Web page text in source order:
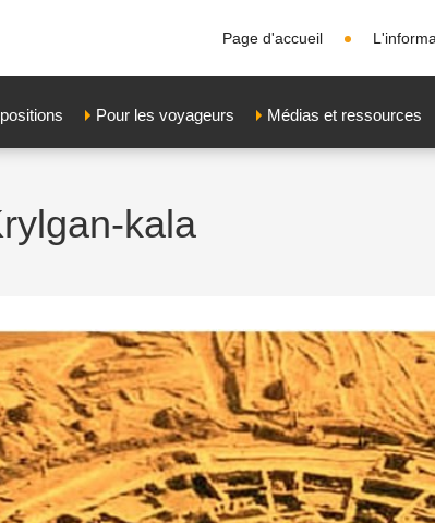
Page d'accueil
Pour les voyageurs Médias et ressources
kala